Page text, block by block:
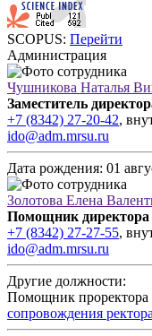
SCOPUS: Перейти
Администрация
Чушникова Наталья
Заместитель
+7 (8342) 27-20-42,
ido@adm.mrsu.ru
Дата рождения: 01
Золотова Елена
Помощник директора
+7 (8342) 27-27-55,
ido@adm.mrsu.ru
Другие должности:
Помощник проректора
сопровождения